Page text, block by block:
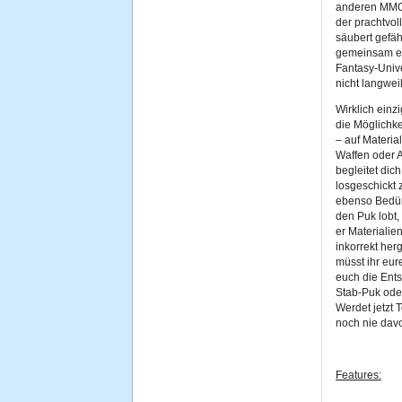
anderen
der
säubert
gemeinsam
Fantasy-
nicht
Wirklich
die
– auf
Waffen oder
begleitet
losgeschickt
ebenso
den Puk
er
inkorrekt
müsst ihr
euch die
Stab-Puk
Werdet jetzt
noch nie
Features: